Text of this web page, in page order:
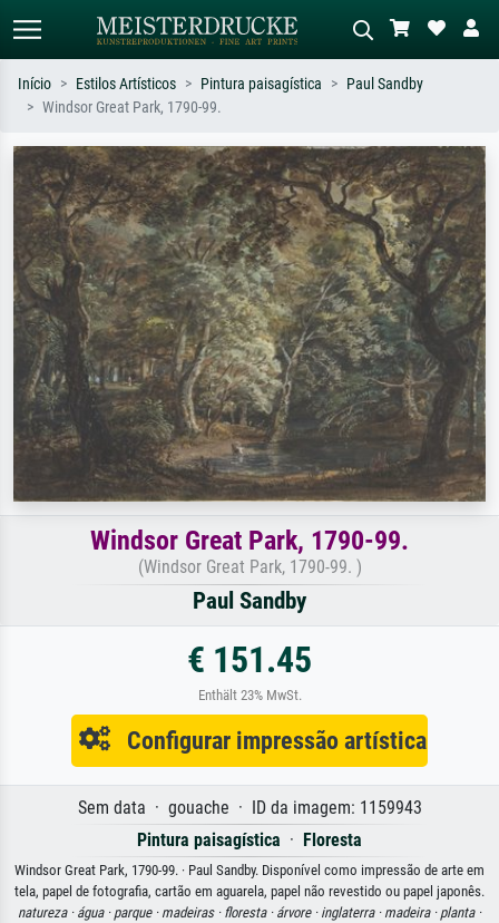
Pesquise por artista, título ou estilo –
ex: Monet, Noite Estrelada,
impressionismo, onda de Hokusai, nu.
Descreva a cena – ex: prado verde,
abstrato com muito vermelho, pintura
a óleo escura, nu em pé ao lado de
uma árvore.
Início Estilos Artísticos Pintura paisagística
Paul Sandby
Windsor Great Park, 1790-99.
Windsor Great Park, 1790-99.
(Windsor Great Park, 1790-99. )
Paul Sandby
€ 151.45
Enthält 23% MwSt.
Configurar impressão artística
Sem data · gouache · ID da imagem: 1159943
Pintura paisagística · Floresta
Windsor Great Park, 1790-99. · Paul Sandby. Disponível como impressão de arte em
tela, papel de fotografia, cartão em aguarela, papel não revestido ou papel japonês.
natureza · água · parque · madeiras · floresta · árvore · inglaterra · madeira · planta ·